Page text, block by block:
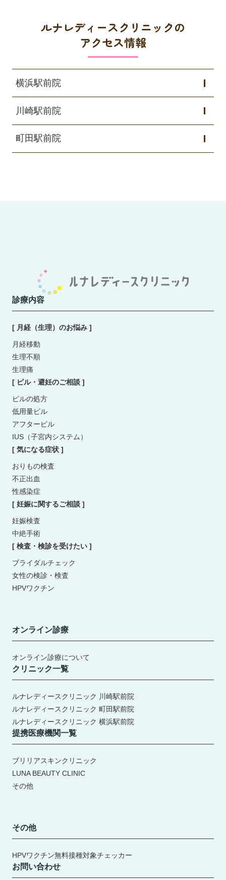
ルナレディースクリニックの
アクセス情報
横浜駅前院
川崎駅前院
町田駅前院
診療内容
[ 月経（生理）のお悩み ]
月経移動
生理不順
生理痛
[ ピル・避妊のご相談 ]
ピルの処方
低用量ピル
アフターピル
IUS（子宮内システム）
[ 気になる症状 ]
おりもの検査
不正出血
性感染症
[ 妊娠に関するご相談 ]
妊娠検査
中絶手術
[ 検査・検診を受けたい ]
ブライダルチェック
女性の検診・検査
HPVワクチン
オンライン診療
オンライン診療について
クリニック一覧
ルナレディースクリニック 川崎駅前院
ルナレディースクリニック 町田駅前院
ルナレディースクリニック 横浜駅前院
提携医療機関一覧
ブリリアスキンクリニック
LUNA BEAUTY CLINIC
その他
その他
HPVワクチン無料接種対象チェッカー
お問い合わせ